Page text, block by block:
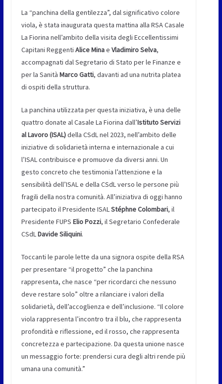
La “panchina della gentilezza”, dal significativo colore
viola, è stata inaugurata questa mattina alla RSA Casale
La Fiorina nell’ambito della visita degli Eccellentissimi
Capitani Reggenti Alice Minae Vladimiro Selva,
accompagnati dal Segretario di Stato per le Finanze e
per la Sanità Marco Gatti, davanti ad una nutrita platea
di ospiti della struttura.
La panchina utilizzata per questa iniziativa, è una delle
quattro donate al Casale La Fiorina dall’Istituto Servizi
al Lavoro (ISAL)della CSdL nel 2023, nell’ambito delle
iniziative di solidarietà interna e internazionale a cui
l’ISAL contribuisce e promuove da diversi anni. Un
gesto concreto che testimonia l’attenzione e la
sensibilità dell’ISAL e della CSdL verso le persone più
fragili della nostra comunità. All’iniziativa di oggi hanno
partecipato il Presidente ISALStéphne Colombari, il
Presidente FUPS Elio Pozzi, il Segretario Confederale
CSdLDavide Siliquini.
Toccanti le parole lette da una signora ospite della RSA
per presentare “il progetto” che la panchina
rappresenta, che nasce “per ricordarci che nessuno
deve restare solo” oltre a rilanciare i valori della
solidarietà, dell’accoglienza e dell’inclusione. “Il colore
viola rappresenta l’incontro tra il blu, che rappresenta
profondità e riflessione, ed il rosso, che rappresenta
concretezza e partecipazione. Da questa unione nasce
un messaggio forte: prendersi cura degli altri rende più
umana una comunità.”